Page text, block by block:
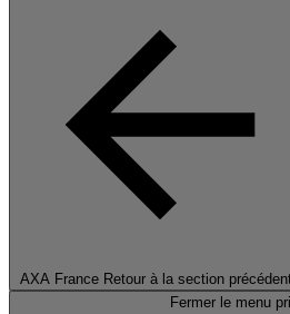
AXA France Retour à la section
Fermer le menu